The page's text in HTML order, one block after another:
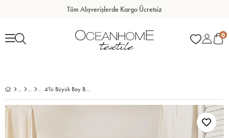
6 Taksit Avantajı
0
4'lü Büyük Boy Bej Pötikare Baza Altı Hurç Set 62 x 46 x 22 cm